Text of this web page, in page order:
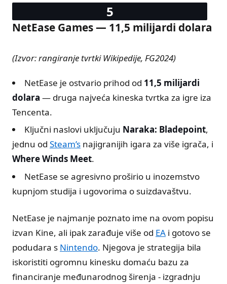
NetEase Games — 11,5 milijardi dolara
(Izvor: rangiranje tvrtki Wikipedije, FG2024)
NetEase je ostvario prihod od 11,5 milijardi
dolara — druga najveća kineska tvrtka za igre iza
Tencenta.
Ključni naslovi uključuju Naraka: Bladepoint,
jednu od Steam’s najigranijih igara za više igrača, i
Where Winds Meet.
NetEase se agresivno proširio u inozemstvo
kupnjom studija i ugovorima o suizdavaštvu.
NetEase je najmanje poznato ime na ovom popisu
izvan Kine, ali ipak zarađuje više od EA i gotovo se
podudara s Nintendo. Njegova je strategija bila
iskoristiti ogromnu kinesku domaću bazu za
financiranje međunarodnog širenja - izgradnju